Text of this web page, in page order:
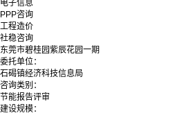
电子信息
PPP咨询
工程造价
社稳咨询
东莞市碧桂园紫辰花园一期
委托单位：
石碣镇经济科技信息局
咨询类别：
节能报告评审
建设规模：